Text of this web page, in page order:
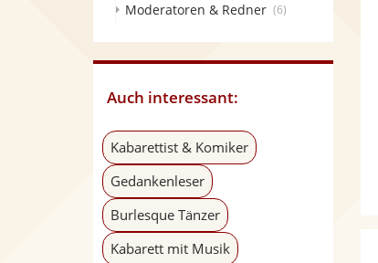
Moderatoren & Redner (6)
Auch interessant:
Kabarettist & Komiker
Gedankenleser
Burlesque Tänzer
Kabarett mit Musik